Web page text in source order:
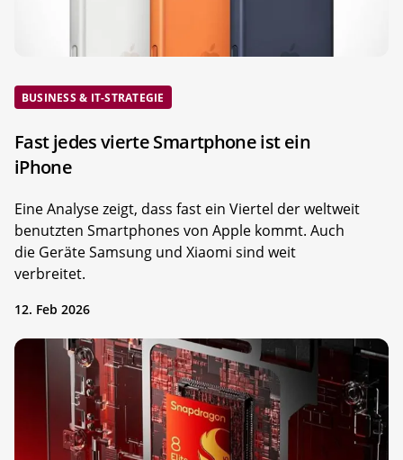
BUSINESS & IT-STRATEGIE
Fast jedes vierte Smartphone ist ein
iPhone
Eine Analyse zeigt, dass fast ein Viertel der weltweit
benutzten Smartphones von Apple kommt. Auch
die Geräte Samsung und Xiaomi sind weit
verbreitet.
12. Feb 2026